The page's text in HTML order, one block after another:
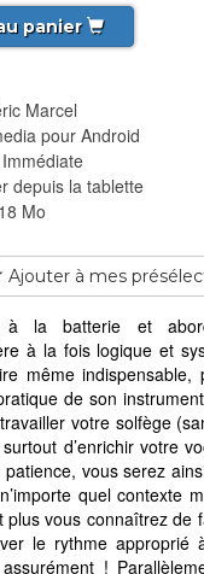
panier
Marcel
pour Android
Immédiate
depuis la tablette
Mo
Ajouter à mes
à la batterie et
à la fois logique et
même indispensable,
de son
votre solfège
d’enrichir votre
vous serez
quel contexte
plus vous connaîtrez de
le rythme approprié
!